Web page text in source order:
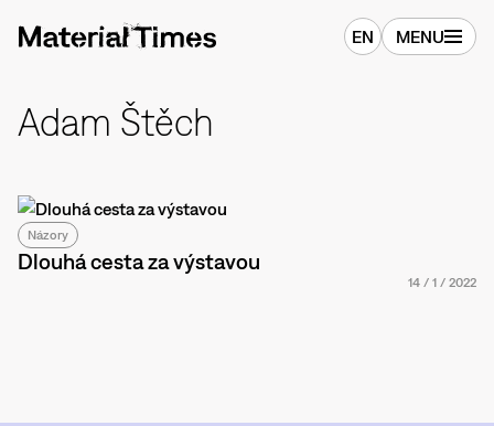
EN MENU
Adam Štěch
Názory
Dlouhá cesta za výstavou
14 / 1 / 2022